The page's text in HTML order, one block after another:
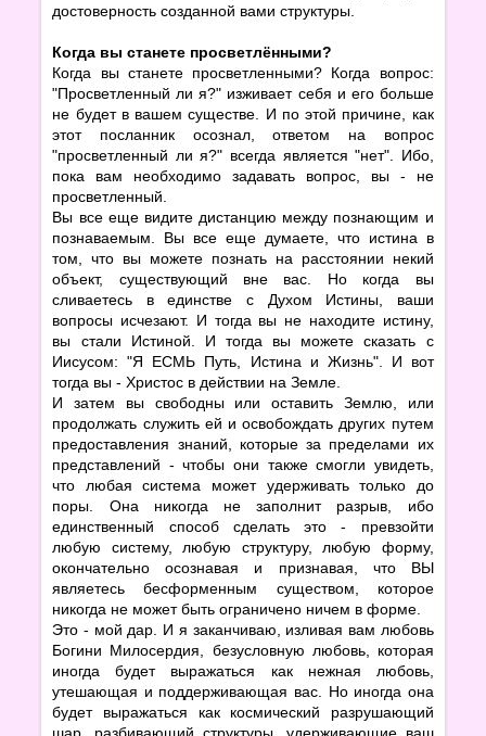
достоверность созданной вами структуры.
Когда вы станете просветлёнными?
Когда вы станете просветленными? Когда вопрос:
"Просветленный ли я?" изживает себя и его больше
не будет в вашем существе. И по этой причине, как
этот посланник осознал, ответом на вопрос
"просветленный ли я?" всегда является "нет". Ибо,
пока вам необходимо задавать вопрос, вы - не
просветленный.
Вы все еще видите дистанцию между познающим и
познаваемым. Вы все еще думаете, что истина в
том, что вы можете познать на расстоянии некий
объект, существующий вне вас. Но когда вы
сливаетесь в единстве с Духом Истины, ваши
вопросы исчезают. И тогда вы не находите истину,
вы стали Истиной. И тогда вы можете сказать с
Иисусом: "Я ЕСМЬ Путь, Истина и Жизнь". И вот
тогда вы - Христос в действии на Земле.
И затем вы свободны или оставить Землю, или
продолжать служить ей и освобождать других путем
предоставления знаний, которые за пределами их
представлений - чтобы они также смогли увидеть,
что любая система может удерживать только до
поры. Она никогда не заполнит разрыв, ибо
единственный способ сделать это - превзойти
любую систему, любую структуру, любую форму,
окончательно осознавая и признавая, что ВЫ
являетесь бесформенным существом, которое
никогда не может быть ограничено ничем в форме.
Это - мой дар. И я заканчиваю, изливая вам любовь
Богини Милосердия, безусловную любовь, которая
иногда будет выражаться как нежная любовь,
утешающая и поддерживающая вас. Но иногда она
будет выражаться как космический разрушающий
шар, разбивающий структуры, удерживающие ваш